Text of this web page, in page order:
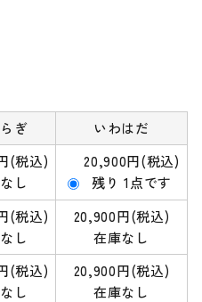
ぎ いわはだ
(税込)
し
20,900円(税込)
残り 1点です
(税込)
し
20,900円(税込)
在庫なし
(税込)
し
20,900円(税込)
在庫なし